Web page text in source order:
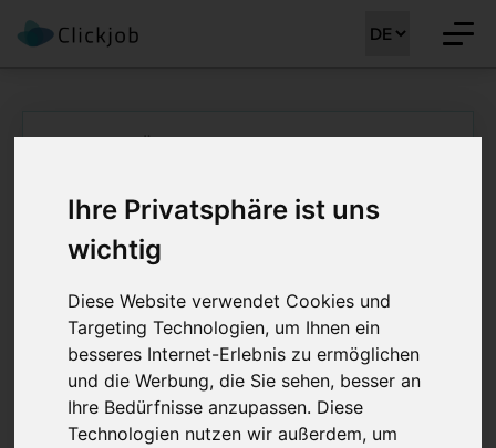
Ihre Privatsphäre ist uns
wichtig
Diese Website verwendet Cookies und
Targeting Technologien, um Ihnen ein
besseres Internet-Erlebnis zu ermöglichen
und die Werbung, die Sie sehen, besser an
Ihre Bedürfnisse anzupassen. Diese
Technologien nutzen wir außerdem, um
Fachärztin / Facharzt
Dermatologie und
Venerologie 50 -
100%
Job Details: Ärztejobs